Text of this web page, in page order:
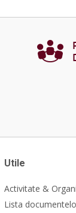
Utile
Activitate &
Lista